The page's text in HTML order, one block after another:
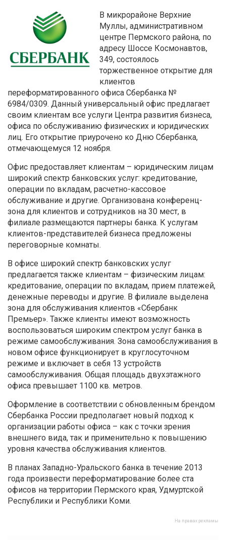
В микрорайоне Верхние
Муллы, административном
центре Пермского района, по
адресу Шоссе Космонавтов,
349, состоялось
торжественное открытие для
клиентов
переформатированного офиса Сбербанка №
6984/0309. Данный универсальный офис предлагает
своим клиентам все услуги Центра развития бизнеса,
офиса по обслуживанию физических и юридических
лиц. Его открытие приурочено ко Дню Сбербанка,
отмечающемуся 12 ноября.
Офис предоставляет клиентам – юридическим лицам
широкий спектр банковских услуг: кредитование,
операции по вкладам, расчетно-кассовое
обслуживание и другие. Организована конференц-
зона для клиентов и сотрудников на 30 мест, в
филиале размещаются партнеры банка. К услугам
клиентов-представителей бизнеса предложены
переговорные комнаты.
В офисе широкий спектр банковских услуг
предлагается также клиентам – физическим лицам:
кредитование, операции по вкладам, прием платежей,
денежные переводы и другие. В филиале выделена
зона для обслуживания клиентов «Сбербанк
Премьер». Также клиенты имеют возможность
воспользоваться широким спектром услуг банка в
режиме самообслуживания. Зона самообслуживания в
новом офисе функционирует в круглосуточном
режиме и включает в себя 13 устройств
самообслуживания. Общая площадь двухэтажного
офиса превышает 1100 кв. метров.
Оформление в соответствии с обновленным брендом
Сбербанка России предполагает новый подход к
организации работы офиса – как с точки зрения
внешнего вида, так и применительно к повышению
уровня качества обслуживания клиентов.
В планах Западно-Уральского банка в течение 2013
года произвести переформатирование более ста
офисов на территории Пермского края, Удмуртской
Республики и Республики Коми.
На правах рекламы